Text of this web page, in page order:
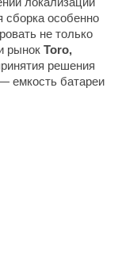
сборка особенно
не только
рынок Toro,
решения
емкость батареи